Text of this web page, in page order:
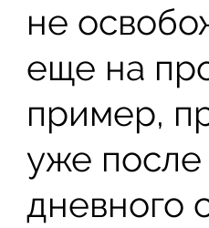
не
еще на
пример,
уже после
дневного